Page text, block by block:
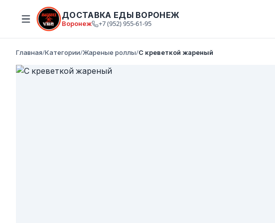
ДОСТАВКА ЕДЫ ВОРОНЕЖ
Воронеж +7 (952) 955-61-95
Главная/Категории/Жареные роллы/С креветкой жареный